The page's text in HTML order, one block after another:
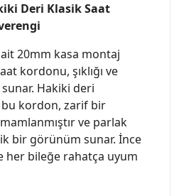
Deri Klasik Saat
20mm kasa montaj
kordonu, şıklığı ve
sunar. Hakiki deri
kordon, zarif bir
ve parlak
bir görünüm sunar. İnce
her bileğe rahatça uyum